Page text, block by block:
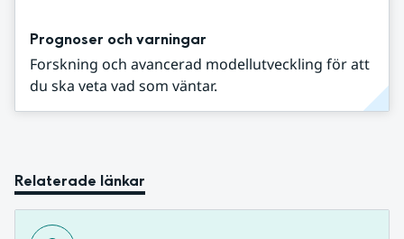
Prognoser och varningar
Forskning och avancerad modellutveckling för att
du ska veta vad som väntar.
Relaterade länkar